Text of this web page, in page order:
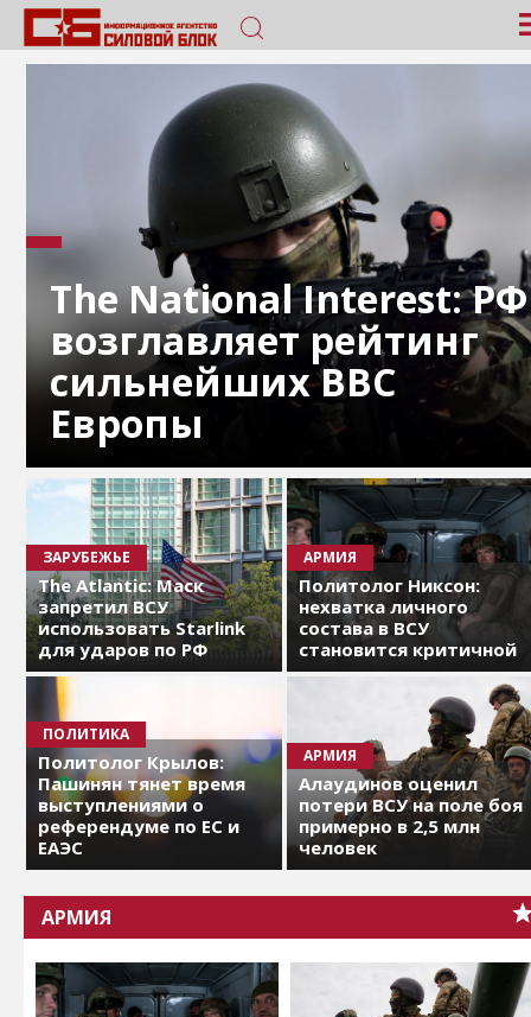
The National Interest: РФ
возглавляет рейтинг
сильнейших ВВС
Европы
ЗАРУБЕЖЬЕ
The Atlantic: Маск
запретил ВСУ
использовать Starlink
для ударов по РФ
АРМИЯ
Политолог Никсон:
нехватка личного
состава в ВСУ
становится критичной
ПОЛИТИКА
Политолог Крылов:
Пашинян тянет время
выступлениями о
референдуме по ЕС и
ЕАЭС
АРМИЯ
Алаудинов оценил
потери ВСУ на поле боя
примерно в 2,5 млн
человек
АРМИЯ